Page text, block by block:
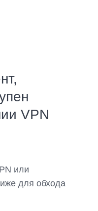
VPN
или
для обхода